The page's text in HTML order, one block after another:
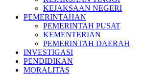
KEJAKSAAN NEGERI
PEMERINTAHAN
PEMERINTAH PUSAT
KEMENTERIAN
PEMERINTAH DAERAH
INVESTIGASI
PENDIDIKAN
MORALITAS